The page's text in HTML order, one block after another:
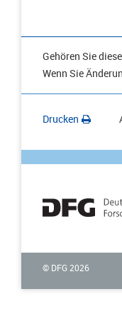
Gehören Sie
Wenn Sie
Drucken
© DFG 2026